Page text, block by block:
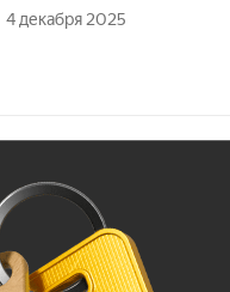
4 декабря 2025